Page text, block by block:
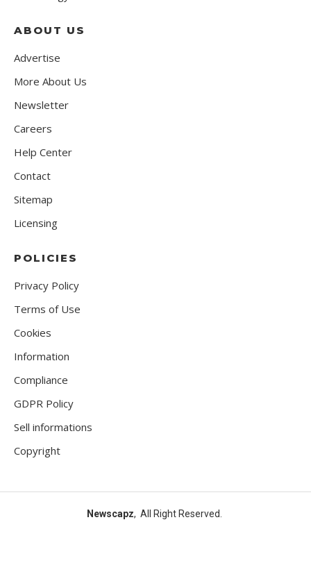
ABOUT US
Advertise
More About Us
Newsletter
Careers
Help Center
Contact
Sitemap
Licensing
POLICIES
Privacy Policy
Terms of Use
Cookies
Information
Compliance
GDPR Policy
Sell informations
Copyright
Newscapz, All Right Reserved.